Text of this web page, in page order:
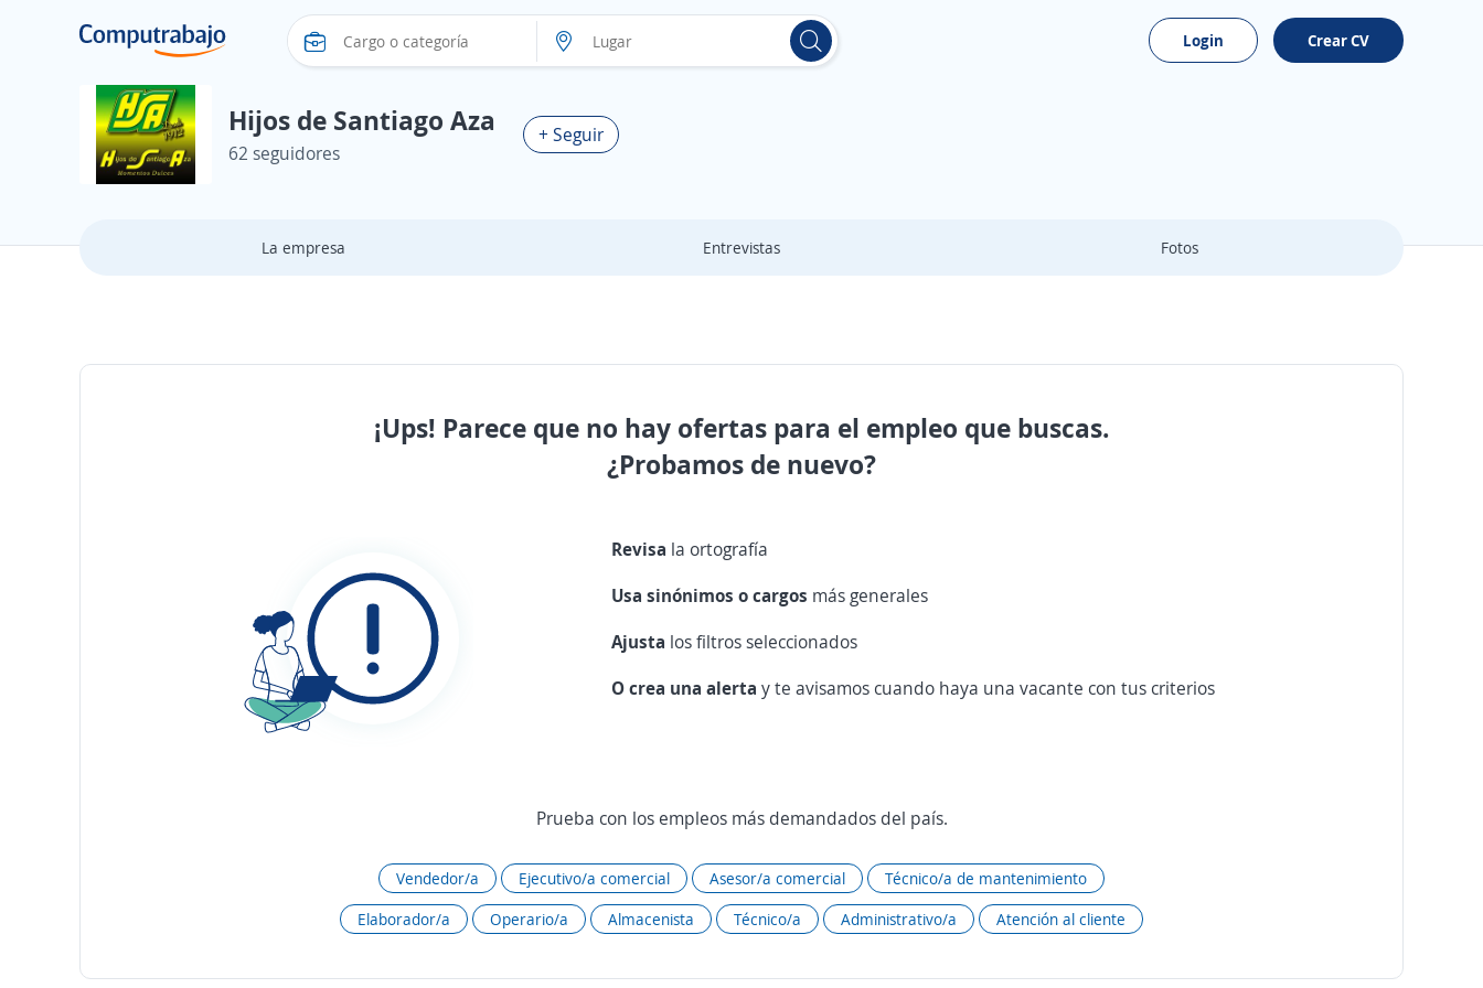
Login Crear CV
Hijos de Santiago Aza
62 seguidores
+ Seguir
La empresa Entrevistas Fotos
¡Ups! Parece que no hay ofertas para el empleo que buscas.
¿Probamos de nuevo?
Revisa la ortografía
Usa sinónimos o cargos más generales
Ajusta los filtros seleccionados
O crea una alertay te avisamos cuando haya una vacante con tus criterios
Prueba con los empleos más demandados del país.
Vendedor/a Ejecutivo/a comercial Asesor/a comercial
Técnico/a de mantenimiento
Elaborador/a
Operario/a Almacenista Técnico/a Administrativo/a Atención al cliente